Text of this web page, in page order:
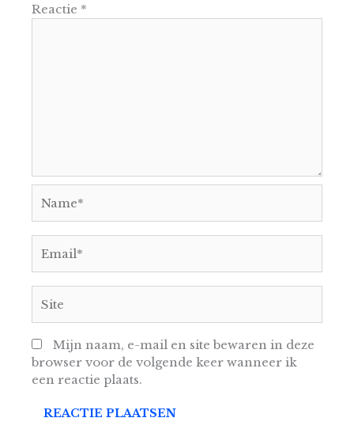
Reactie *
Mijn naam, e-mail en site bewaren in deze
browser voor de volgende keer wanneer ik
een reactie plaats.